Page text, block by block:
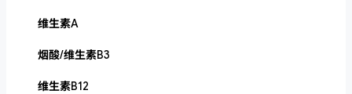
维生素A
烟酸/维生素B3
维生素B12